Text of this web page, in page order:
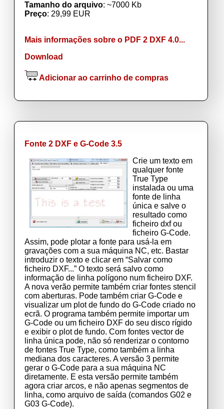
Tamanho do arquivo: ~7000 Kb
Preço: 29,99 EUR
Mais informações sobre o PDF 2 DXF 4.0...
Download
Adicionar ao carrinho de compras
Fonte 2 DXF e G-Code 3.5
Crie um texto em
qualquer fonte
True Type
instalada ou uma
fonte de linha
única e salve o
resultado como
ficheiro dxf ou
ficheiro G-Code.
Assim, pode plotar a fonte para usá-la em
gravações com a sua máquina NC, etc. Bastar
introduzir o texto e clicar em “Salvar como
ficheiro DXF...” O texto será salvo como
informação de linha polígono num ficheiro DXF.
A nova verão permite também criar fontes stencil
com aberturas. Pode também criar G-Code e
visualizar um plot de fundo do G-Code criado no
ecrã. O programa também permite importar um
G-Code ou um ficheiro DXF do seu disco rígido
e exibir o plot de fundo. Com fontes vector de
linha única pode, não só renderizar o contorno
de fontes True Type, como também a linha
mediana dos caracteres. A versão 3 permite
gerar o G-Code para a sua máquina NC
diretamente. E esta versão permite também
agora criar arcos, e não apenas segmentos de
linha, como arquivo de saída (comandos G02 e
G03 G-Code).